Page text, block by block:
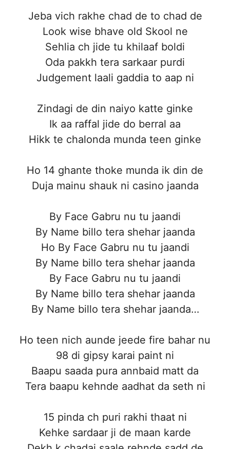
Jeba vich rakhe chad de to chad de
Look wise bhave old Skool ne
Sehlia ch jide tu khilaaf boldi
Oda pakkh tera sarkaar purdi
Judgement laali gaddia to aap ni
Zindagi de din naiyo katte ginke
Ik aa raffal jide do berral aa
Hikk te chalonda munda teen ginke
Ho 14 ghante thoke munda ik din de
Duja mainu shauk ni casino jaanda
By Face Gabru nu tu jaandi
By Name billo tera shehar jaanda
Ho By Face Gabru nu tu jaandi
By Name billo tera shehar jaanda
By Face Gabru nu tu jaandi
By Name billo tera shehar jaanda
By Name billo tera shehar jaanda…
Ho teen nich aunde jeede fire bahar nu
98 di gipsy karai paint ni
Baapu saada pura annbaid matt da
Tera baapu kehnde aadhat da seth ni
15 pinda ch puri rakhi thaat ni
Kehke sardaar ji de maan karde